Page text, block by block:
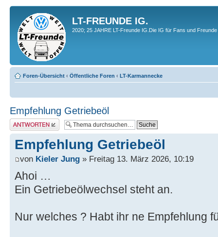
LT-FREUNDE IG.
2020; 25 JAHRE LT-Freunde IG.Die IG für Fans und
Foren-Übersicht ‹ Öffentliche Foren ‹ LT-Karmannecke
Empfehlung Getriebeöl
Antwort erstellen
Empfehlung Getriebeöl
von Kieler Jung » Freitag 13. März 2026, 10:19
Ahoi …
Ein Getriebeölwechsel steht an.
Nur welches ? Habt ihr ne Empfehlung